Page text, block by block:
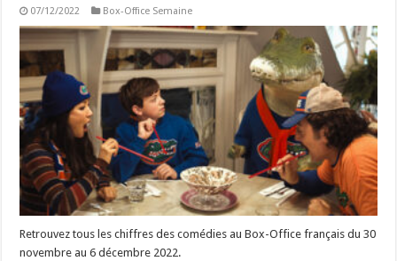
07/12/2022 Box-Office Semaine
Retrouvez tous les chiffres des comédies au Box-Office français du 30
novembre au 6 décembre 2022.